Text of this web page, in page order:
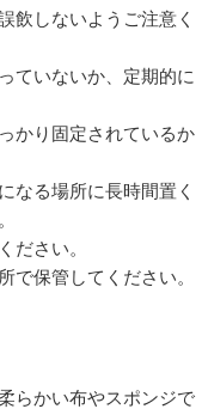
飲しないようご注意く
ていないか、定期的に
かり固定されているか
なる場所に長時間置く
ださい。
で保管してください。
らかい布やスポンジで